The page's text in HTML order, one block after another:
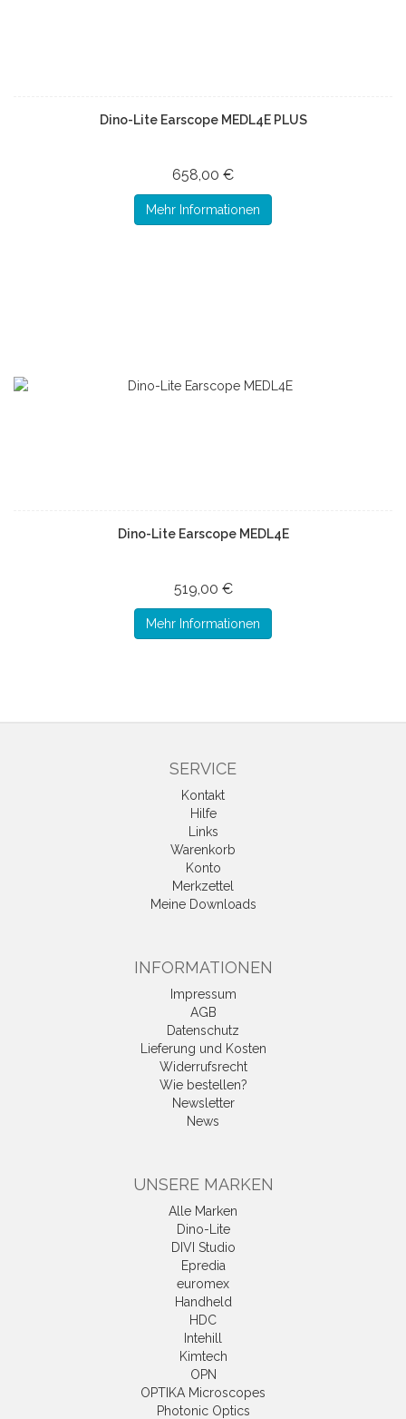
Dino-Lite Earscope MEDL4E PLUS
658,00 €
Mehr Informationen
Dino-Lite Earscope MEDL4E
519,00 €
Mehr Informationen
SERVICE
Kontakt
Hilfe
Links
Warenkorb
Konto
Merkzettel
Meine Downloads
INFORMATIONEN
Impressum
AGB
Datenschutz
Lieferung und Kosten
Widerrufsrecht
Wie bestellen?
Newsletter
News
UNSERE MARKEN
Alle Marken
Dino-Lite
DIVI Studio
Epredia
euromex
Handheld
HDC
Intehill
Kimtech
OPN
OPTIKA Microscopes
Photonic Optics